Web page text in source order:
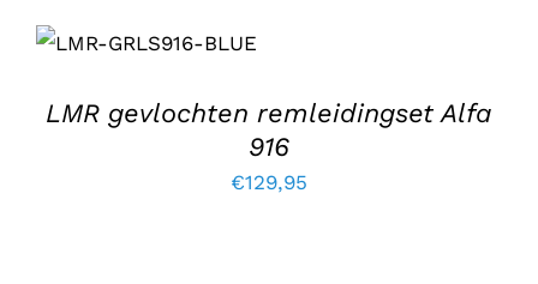
CARRELLO
/
LMR gevlochten remleidingset Alfa
916
€129,95